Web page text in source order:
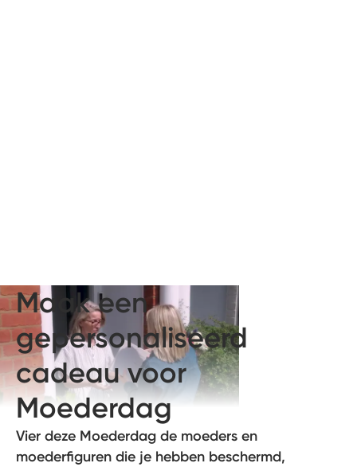
Maak een
gepersonaliseerd
cadeau voor
Moederdag
Vier deze Moederdag de moeders en
moederfiguren die je hebben beschermd,